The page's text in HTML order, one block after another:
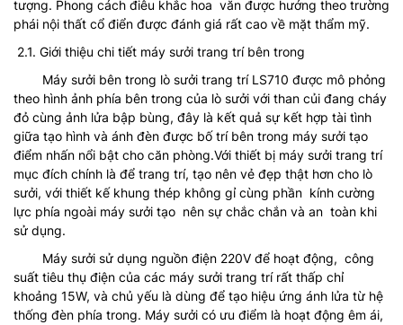
tượng. Phong cách điêu khắc hoa văn được hướng theo trường
phái nội thất cổ điển được đánh giá rất cao về mặt thẩm mỹ.
2.1. Giới thiệu chi tiết máy sưởi trang trí bên trong
Máy sưởi bên trong lò sưởi trang trí LS710 được mô phỏng
theo hình ảnh phía bên trong của lò sưởi với than củi đang cháy
đỏ cùng ảnh lửa bập bùng, đây là kết quả sự kết hợp tài tình
giữa tạo hình và ánh đèn được bố trí bên trong máy sưởi tạo
điểm nhấn nổi bật cho căn phòng.Với thiết bị máy sưởi trang trí
mục đích chính là để trang trí, tạo nên vẻ đẹp thật hơn cho lò
sưởi, với thiết kế khung thép không gỉ cùng phần kính cường
lực phía ngoài máy sưởi tạo nên sự chắc chắn và an toàn khi
sử dụng.
Máy sưởi sử dụng nguồn điện 220V để hoạt động, công
suất tiêu thụ điện của các máy sưởi trang trí rất thấp chỉ
khoảng 15W, và chủ yếu là dùng để tạo hiệu ứng ánh lửa từ hệ
thống đèn phía trong. Máy sưởi có ưu điểm là hoạt động êm ái,